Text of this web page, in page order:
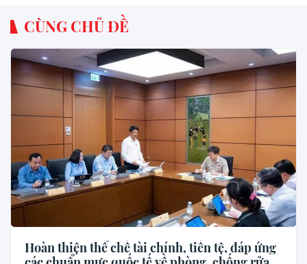
CÙNG CHỦ ĐỀ
Hoàn thiện thể chế tài chính, tiền tệ, đáp ứng